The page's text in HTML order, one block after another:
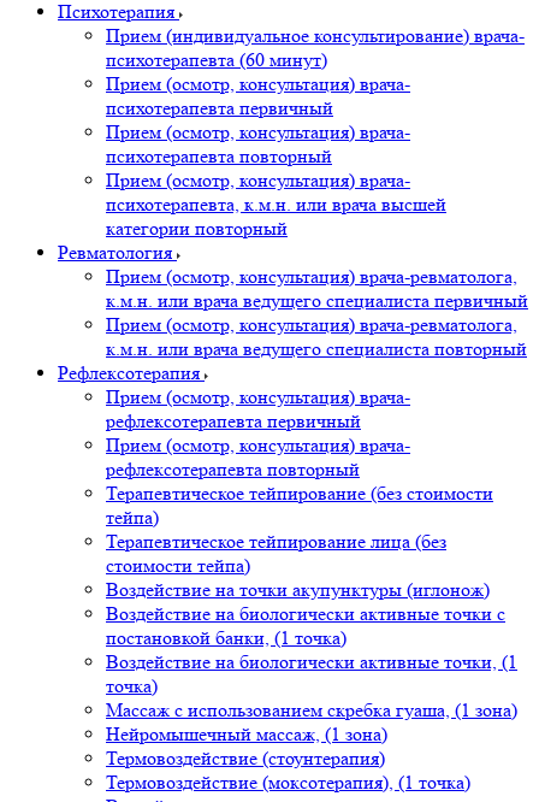
Психотерапия
Прием (индивидуальное консультирование) врача-
психотерапевта (60 минут)
Прием (осмотр, консультация) врача-
психотерапевта первичный
Прием (осмотр, консультация) врача-
психотерапевта повторный
Прием (осмотр, консультация) врача-
психотерапевта, к.м.н. или врача высшей
категории повторный
Ревматология
Прием (осмотр, консультация) врача-ревматолога,
к.м.н. или врача ведущего специалиста первичный
Прием (осмотр, консультация) врача-ревматолога,
к.м.н. или врача ведущего специалиста повторный
Рефлексoтерaпия
Прием (осмотр, консультация) врача-
рефлексотерапевта первичный
Прием (осмотр, консультация) врача-
рефлексотерапевта повторный
Терапевтическое тейпирование (без стоимости
тейпа)
Терапевтическое тейпирование лица (без
стоимости тейпа)
Воздействие на точки акупунктуры (иглонож)
Воздействие на биологически активные точки с
постановкой банки, (1 точка)
Воздействие на биологически активные точки, (1
точка)
Массаж с использованием скребка гуаша, (1 зона)
Нейромышечный массаж, (1 зона)
Термовоздействие (стоунтерапия)
Термовоздействие (моксотерапия), (1 точка)